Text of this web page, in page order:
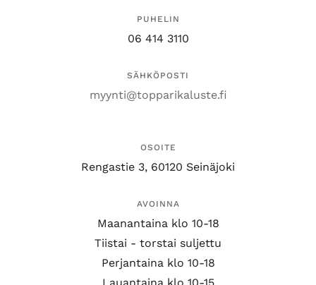
PUHELIN
06 414 3110
SÄHKÖPOSTI
myynti@topparikaluste.fi
OSOITE
Rengastie 3, 60120 Seinäjoki
AVOINNA
Maanantaina klo 10-18
Tiistai - torstai suljettu
Perjantaina klo 10-18